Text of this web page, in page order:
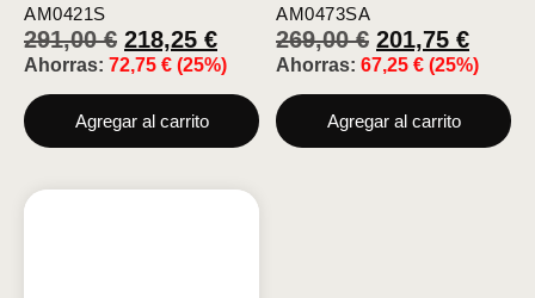
AM0421S
291,00€ 218,25 €
Ahorras: 72,75 € (25%)
Agregar al carrito
AM0473SA
269,00€ 201,75 €
Ahorras: 67,25 € (25%)
Agregar al carrito